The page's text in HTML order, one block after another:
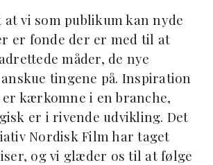
vi som publikum kan nyde
er fonde der er med til at
måder, de nye
tingene på. Inspiration
kærkomne i en branche,
er i rivende udvikling. Det
Nordisk Film har taget
og vi glæder os til at følge